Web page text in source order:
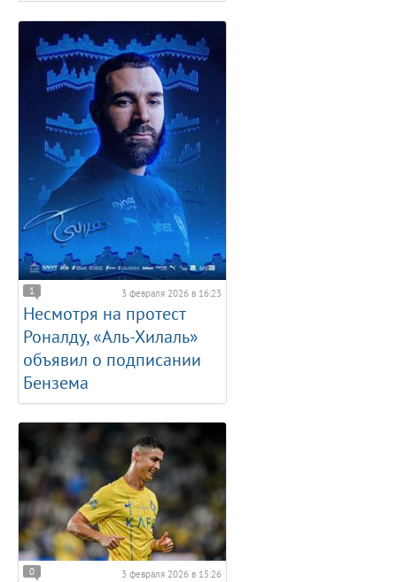
1 3 февраля 2026 в 16:23
Несмотря на протест
Роналду, «Аль-Хилаль»
объявил о подписании
Бензема
0 3 февраля 2026 в 15:26